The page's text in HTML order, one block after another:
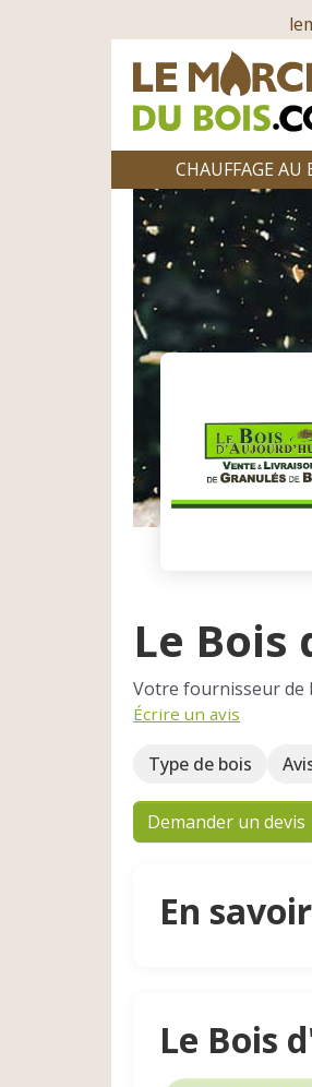
CHAUFFAGE AU
Le
Votre fournisseur de
Écrire un avis
Type de bois
Demander un devis
En
Le Bois